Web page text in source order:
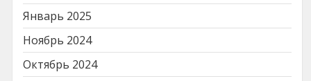
Январь 2025
Ноябрь 2024
Октябрь 2024